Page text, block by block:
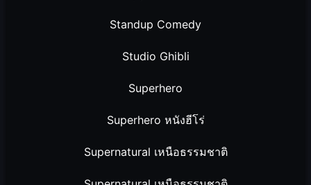
Standup Comedy
Studio Ghibli
Superhero
Superhero หนังฮีโร่
Supernatural เหนือธรรมชาติ